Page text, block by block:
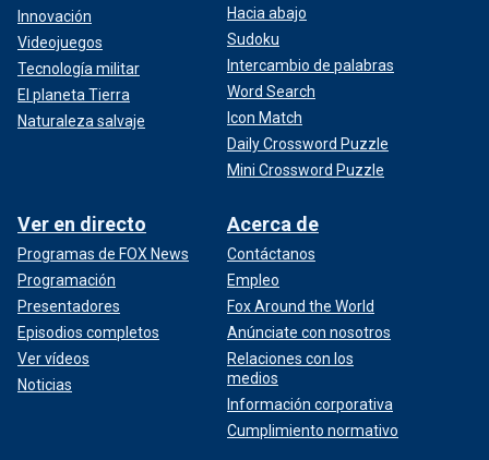
Innovación
Videojuegos
Tecnología militar
El planeta Tierra
Naturaleza salvaje
Hacia abajo
Sudoku
Intercambio de palabras
Word Search
Icon Match
Daily Crossword Puzzle
Mini Crossword Puzzle
Ver en directo
Programas de FOX News
Programación
Presentadores
Episodios completos
Ver vídeos
Noticias
Acerca de
Contáctanos
Empleo
Fox Around the World
Anúnciate con nosotros
Relaciones con los
medios
Información corporativa
Cumplimiento normativo